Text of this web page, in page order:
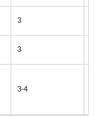
3
3
3-4